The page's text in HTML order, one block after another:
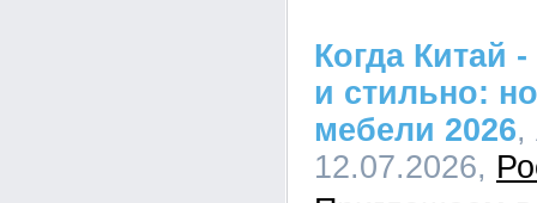
Когда Китай
и стильно:
мебели 2026,
12.07.2026,